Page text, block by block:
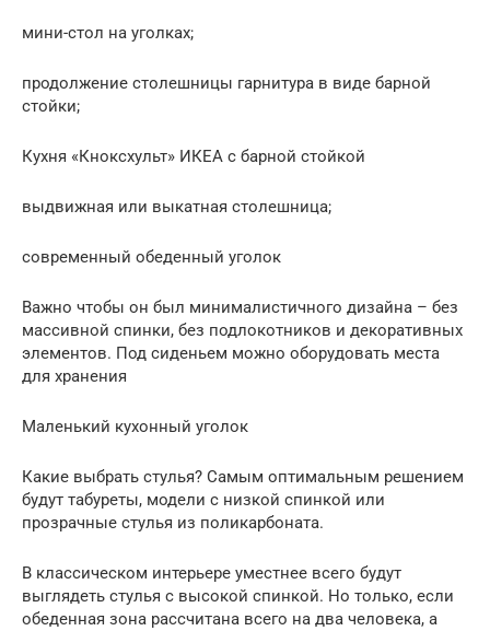
мини-стол на уголках;
продолжение столешницы гарнитура в виде барной
стойки;
Кухня «Кноксхульт» ИКЕА с барной стойкой
выдвижная или выкатная столешница;
современный обеденный уголок
Важно чтобы он был минималистичного дизайна – без
массивной спинки, без подлокотников и декоративных
элементов. Под сиденьем можно оборудовать места
для хранения
Маленький кухонный уголок
Какие выбрать стулья? Самым оптимальным решением
будут табуреты, модели с низкой спинкой или
прозрачные стулья из поликарбоната.
В классическом интерьере уместнее всего будут
выглядеть стулья с высокой спинкой. Но только, если
обеденная зона рассчитана всего на два человека, а